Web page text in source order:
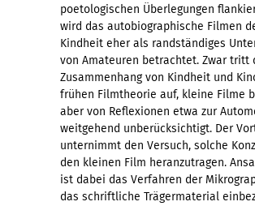
poetologischen Überlegungen
wird das autobiographische Filmen
Kindheit eher als randständiges
von Amateuren betrachtet. Zwar tritt
Zusammenhang von Kindheit und
frühen Filmtheorie auf, kleine Filme
aber von Reflexionen etwa zur
weitgehend unberücksichtigt. Der
unternimmt den Versuch, solche
den kleinen Film heranzutragen.
ist dabei das Verfahren der
das schriftliche Trägermaterial